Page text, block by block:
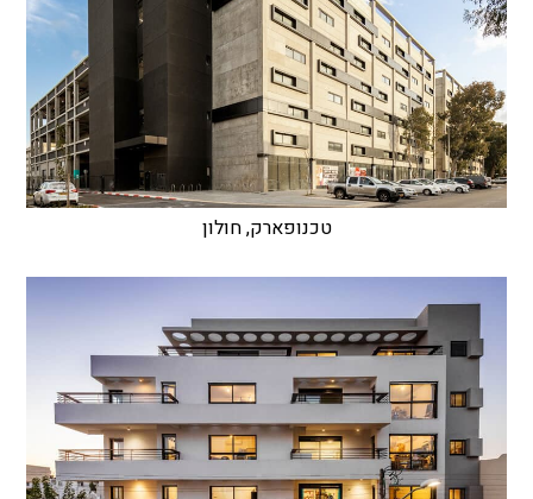
טכנופארק, חולון